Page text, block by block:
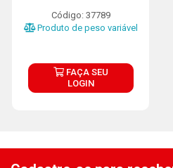
Código: 37789
Produto de peso variável
FAÇA SEU
LOGIN